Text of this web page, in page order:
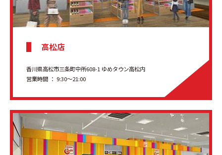
高松店
香川県高松市三条町中所608-1 ゆめタウン高松内
営業時間 ： 9:30～21:00